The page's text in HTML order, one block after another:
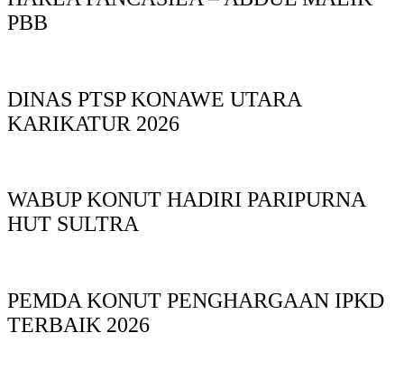
PBB
DINAS PTSP KONAWE UTARA
KARIKATUR 2026
WABUP KONUT HADIRI PARIPURNA
HUT SULTRA
PEMDA KONUT PENGHARGAAN IPKD
TERBAIK 2026